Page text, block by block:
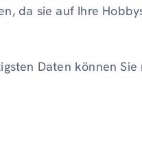
da sie auf Ihre
Daten können